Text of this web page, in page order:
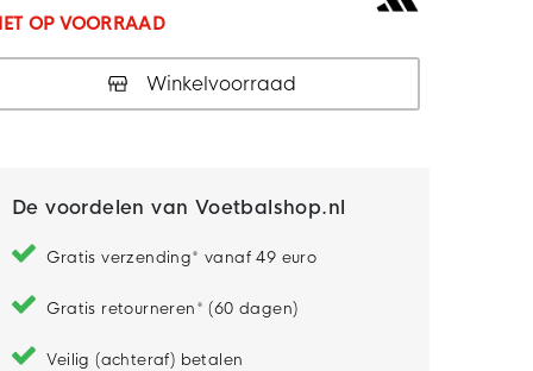
OP VOORRAAD
Winkelvoorraad
De voordelen van Voetbalshop.nl
Gratis verzending* vanaf 49 euro
Gratis retourneren* (60 dagen)
Veilig (achteraf) betalen